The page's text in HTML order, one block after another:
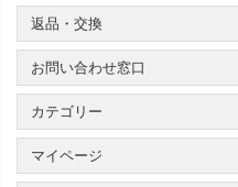
返品・交換
お問い合わせ窓口
カテゴリー
マイページ